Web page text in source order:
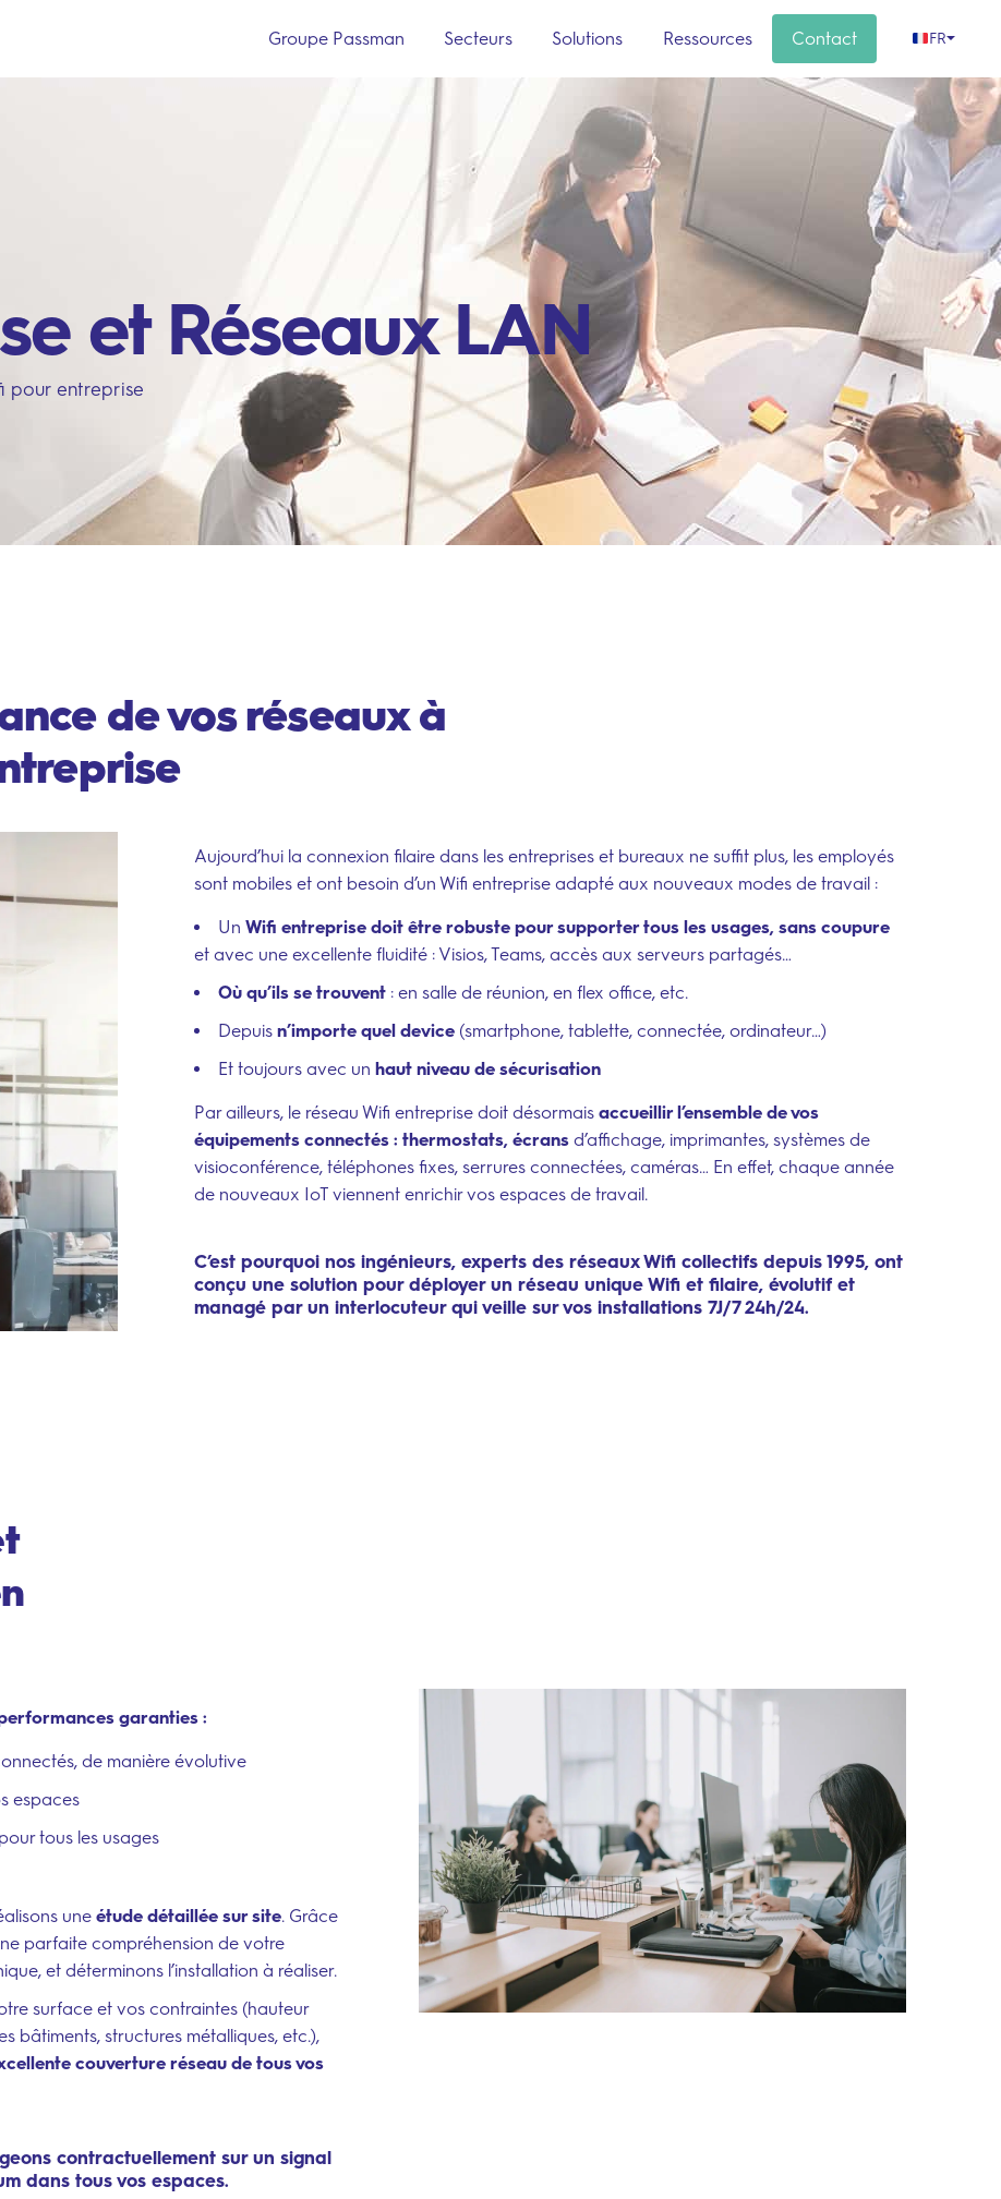
Groupe Passman Secteurs Solutions Ressources Contact FR
et Réseaux LAN
pour entreprise
de vos réseaux à
Aujourd’hui la connexion filaire dans les entreprises et bureaux ne suffit plus, les employés
sont mobiles et ont besoin d’un Wifi entreprise adapté aux nouveaux modes de travail :
Un Wifi entreprise doit être robuste pour supporter tous les usages, sans coupure
et avec une excellente fluidité : Visios, Teams, accès aux serveurs partagés…
Où qu’ils se trouvent: en salle de réunion, en flex office, etc.
Depuis n’importe quel device(smartphone, tablette, connectée, ordinateur…)
Et toujours avec un haut niveau de sécurisation
Par ailleurs, le réseau Wifi entreprise doit désormais accueillir l’ensemble de vos
équipements connectés : thermostats, écrans d’affichage, imprimantes, systèmes de
visioconférence, téléphones fixes, serrures connectées, caméras… En effet, chaque année
de nouveaux IoT viennent enrichir vos espaces de travail.
C’est pourquoi nos ingénieurs, experts des réseaux Wifi collectifs depuis 1995, ont
conçu une solution pour déployer un réseau unique Wifi et filaire, évolutif et
managé par un interlocuteur qui veille sur vos installations 7J/7 24h/24.
garanties :
de manière évolutive
espaces
tous les usages
une étude détaillée sur site. Grâce
parfaite compréhension de votre
et déterminons l’installation à réaliser.
surface et vos contraintes (hauteur
bâtiments, structures métalliques, etc.),
couverture réseau de tous vos
contractuellement sur un signal
dans tous vos espaces.
nos process
spécialisées
pour qu’ils s’intègrent
organisation
sont réunies au siège à Lyon.
vos installations